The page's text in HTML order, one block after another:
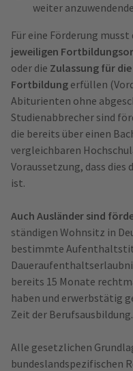
weiter
Für eine Förderung musst
jeweiligen
oder die Zulassung für
Fortbildung erfüllen
Abiturienten ohne
Studienabbrecher sind
die bereits über einen
vergleichbaren
Voraussetzung, dass dies
ist.
Auch Ausländer sind
ständigen Wohnsitz in
bestimmte
bereits 15 Monate
haben und erwerbstätig
Zeit der Berufsausbildung.
Alle gesetzlichen
bundeslandspezifischen